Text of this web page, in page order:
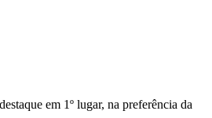
em 1º lugar, na preferência da